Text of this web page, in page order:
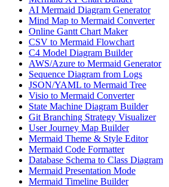
AI Mermaid Diagram Generator
Mind Map to Mermaid Converter
Online Gantt Chart Maker
CSV to Mermaid Flowchart
C4 Model Diagram Builder
AWS/Azure to Mermaid Generator
Sequence Diagram from Logs
JSON/YAML to Mermaid Tree
Visio to Mermaid Converter
State Machine Diagram Builder
Git Branching Strategy Visualizer
User Journey Map Builder
Mermaid Theme & Style Editor
Mermaid Code Formatter
Database Schema to Class Diagram
Mermaid Presentation Mode
Mermaid Timeline Builder